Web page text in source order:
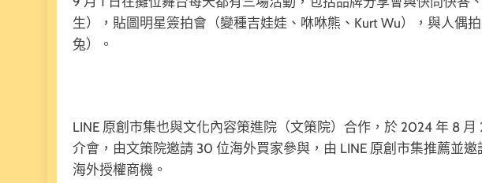
生），貼圖明星簽拍會（變種吉娃娃、咻咻熊、Kurt Wu），與人偶
兔）。
LINE 原創市集也與文化內容策進院（文策院）合作，於 2024 年 8
介會，由文策院邀請 30 位海外買家參與，由 LINE 原創市集推薦並
海外授權商機。